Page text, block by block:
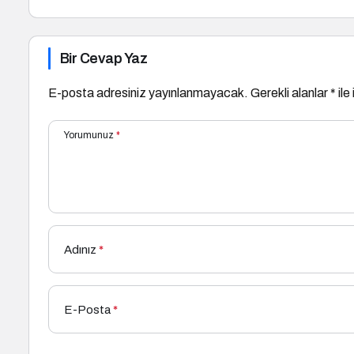
Bir Cevap Yaz
E-posta adresiniz yayınlanmayacak. Gerekli alanlar* ile
Yorumunuz *
Adınız *
E-Posta*